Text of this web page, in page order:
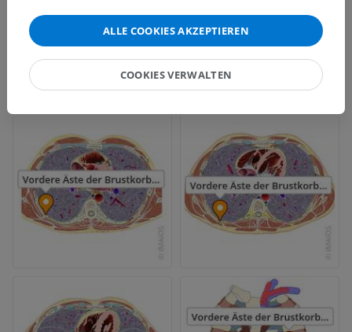
ALLE COOKIES AKZEPTIEREN
COOKIES VERWALTEN